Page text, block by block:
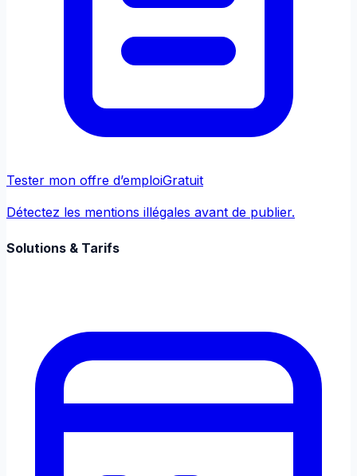
Tester mon offre d’emploiGratuit
Détectez les mentions illégales avant de publier.
Solutions & Tarifs